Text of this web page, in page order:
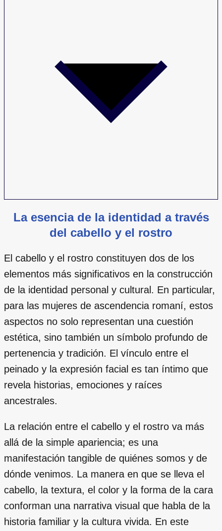
La esencia de la identidad a través
del cabello y el rostro
El cabello y el rostro constituyen dos de los
elementos más significativos en la construcción
de la identidad personal y cultural. En particular,
para las mujeres de ascendencia romaní, estos
aspectos no solo representan una cuestión
estética, sino también un símbolo profundo de
pertenencia y tradición. El vínculo entre el
peinado y la expresión facial es tan íntimo que
revela historias, emociones y raíces
ancestrales.
La relación entre el cabello y el rostro va más
allá de la simple apariencia; es una
manifestación tangible de quiénes somos y de
dónde venimos. La manera en que se lleva el
cabello, la textura, el color y la forma de la cara
conforman una narrativa visual que habla de la
historia familiar y la cultura vivida. En este